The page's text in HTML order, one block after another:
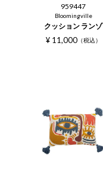
959447
Bloomingville
クッション ランゾ
¥ 11,000 税込